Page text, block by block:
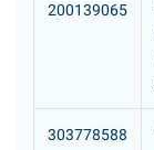
200139065
303778588